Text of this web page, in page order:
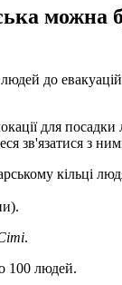
можна
до
для
зв'язатися з
кільці
.
100 людей.